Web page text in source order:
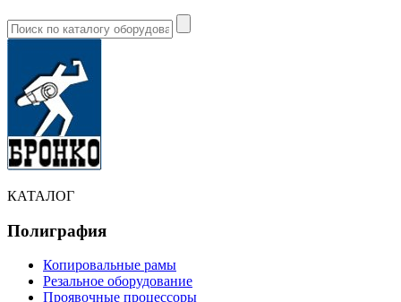
КАТАЛОГ
Полиграфия
Копировальные рамы
Резальное оборудование
Проявочные процессоры